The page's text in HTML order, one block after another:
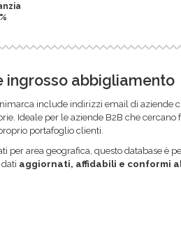
ingrosso abbigliamento
include indirizzi email di aziende
Ideale per le aziende B2B che
portafoglio clienti.
per area geografica, questo database è
aggiornati, affidabili e conformi al